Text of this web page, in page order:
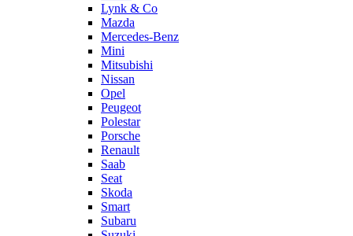
Lynk & Co
Mazda
Mercedes-Benz
Mini
Mitsubishi
Nissan
Opel
Peugeot
Polestar
Porsche
Renault
Saab
Seat
Skoda
Smart
Subaru